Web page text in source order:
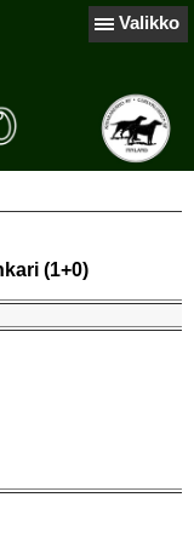
Valikko
(1+0)